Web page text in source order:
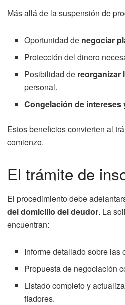
Más allá de la suspensión de
Oportunidad de negociar
Protección del dinero
Posibilidad de reorganizar
personal.
Congelación de intereses
Estos beneficios convierten al
comienzo.
El trámite de
El procedimiento debe
del domicilio del deudor. La
encuentran:
Informe detallado sobre
Propuesta de negociación
Listado completo y
fiadores.